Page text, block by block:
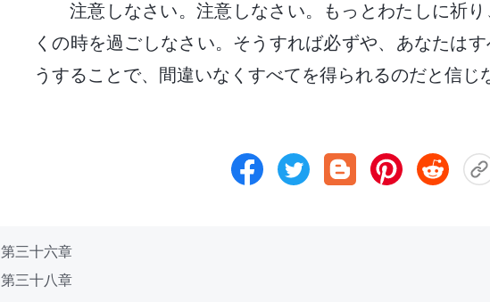
注意しなさい。注意しなさい。もっとわたしに祈
くの時を過ごしなさい。そうすれば必ずや、あなたは
うすることで、間違いなくすべてを得られるのだと信じ
第三十六章
第三十八章